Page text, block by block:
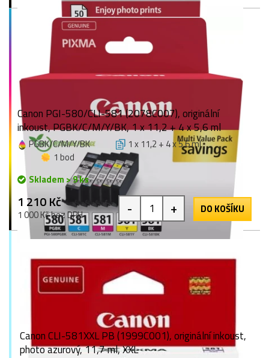
Canon PGI-580/CLI-581 (2078C007), originální
inkoust, PGBK/C/M/Y/BK, 1 x 11,2 + 4 x 5,6 ml
PGBK/C/M/Y/BK
1 x 11,2 + 4 x 5,6 ml
1 bod
Skladem > 9 ks
1 210 Kč
1 000 Kč bez DPH - + DO KOŠÍKU
Canon CLI-581XXL PB (1999C001), originální inkoust,
photo azurový, 11,7 ml, XXL